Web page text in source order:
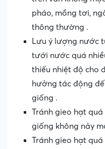
pháo, mồng tơi,
thông thường .
Lưu ý lượng nước
tưới nước quá
thiếu nhiệt độ cho
hưởng tác động
giống .
Tránh gieo hạt
giống không nảy
Tránh gieo hạt